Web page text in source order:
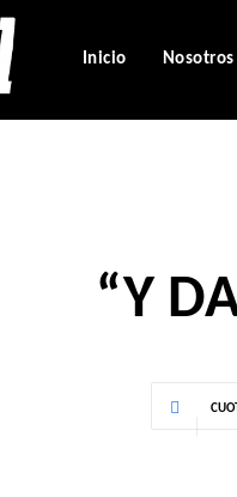
Inicio Nosotros
“Y